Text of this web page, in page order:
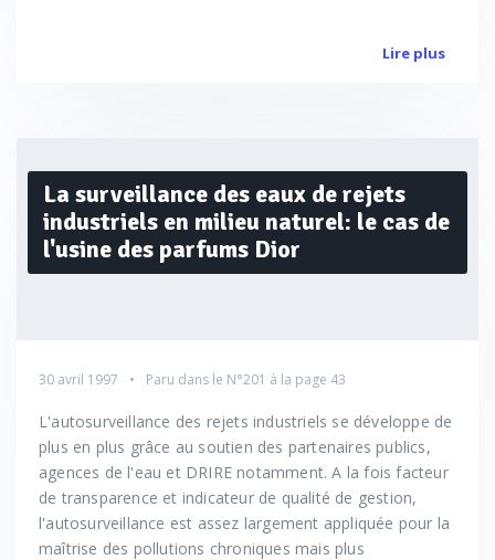
Lire plus
La surveillance des eaux de rejets
industriels en milieu naturel: le cas de
l'usine des parfums Dior
30 avril 1997 Paru dans le N°201 à la page 43
L'autosurveillance des rejets industriels se développe de
plus en plus grâce au soutien des partenaires publics,
agences de l'eau et DRIRE notamment. A la fois facteur
de transparence et indicateur de qualité de gestion,
l'autosurveillance est assez largement appliquée pour la
maîtrise des pollutions chroniques mais plus